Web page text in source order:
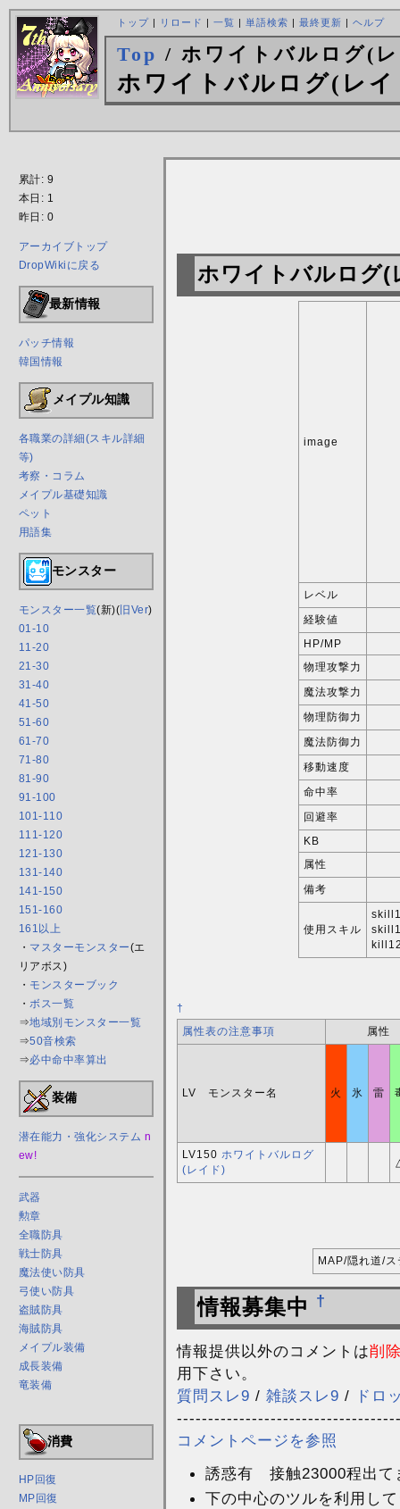
トップ| リロード | 一覧 | 単語検索 | 最終更新 | ヘルプ
Top / ホワイトバルログ(
ホワイトバルログ(レ
累計: 9
本日: 1
昨日: 0
アーカイブトップ
DropWikiに戻る
最新情報
パッチ情報
韓国情報
メイプル知識
各職業の詳細(スキル詳細
等)
考察・コラム
メイプル基礎知識
ペット
用語集
モンスター
モンスター一覧(新)( 旧Ver)
01-10
11-20
21-30
31-40
41-50
51-60
61-70
71-80
81-90
91-100
101-110
111-120
121-130
131-140
141-150
151-160
161以上
・ マスターモンスター(エ
リアボス)
・ モンスターブック
・ ボス一覧
⇒地域別モンスター一覧
⇒50音検索
⇒必中命中率算出
装備
潜在能力・強化システム n
ew!
武器
勲章
全職防具
戦士防具
魔法使い防具
弓使い防具
盗賊防具
海賊防具
メイプル装備
成長装備
竜装備
消費
HP回復
MP回復
ホワイトバルログ
image
レベル
経験値
HP/MP
物理攻撃力
魔法攻撃力
物理防御力
魔法防御力
移動速度
命中率
回避率
KB
属性
備考
使用スキル
†
属性表の注意事項
属性
LV モンスター名 火 氷 雷
LV150 ホワイトバルログ
(レイド)
MAP/隠れ道/
情報募集中 †
情報提供以外のコメントは削
用下さい。
質問スレ9 / 雑談スレ9 /
ドロ
コメントページを参照
誘惑有 接触23000程出
下の中心のツルを利用し